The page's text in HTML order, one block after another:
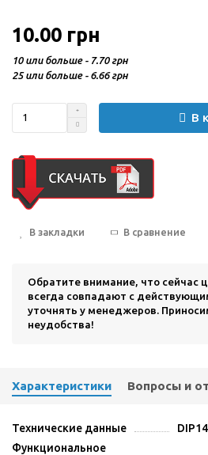
10.00 грн
10 или больше - 7.70 грн
25 или больше - 6.66 грн
В
В закладки В сравнение
Обратите внимание, что сейчас
всегда совпадают с
уточнять у менеджеров.
неудобства!
Характеристики Вопросы и
Технические данные
Функциональное